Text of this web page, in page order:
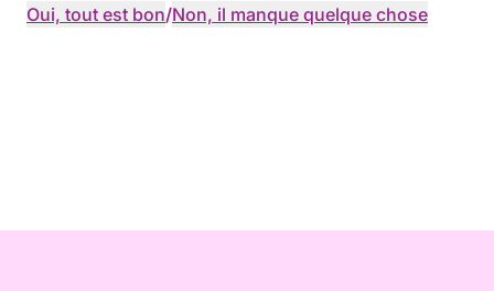
Oui, tout est bon/Non, il manque quelque chose